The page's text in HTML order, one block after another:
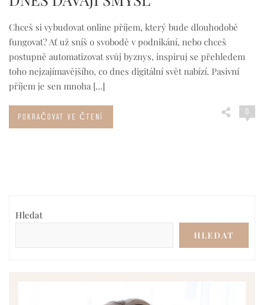
Chceš si vybudovat online příjem, který bude dlouhodobě
fungovat? Ať už sníš o svobodě v podnikání, nebo chceš
postupně automatizovat svůj byznys, inspiruj se přehledem
toho nejzajímavějšího, co dnes digitální svět nabízí. Pasivní
příjem je sen mnoha […]
0
POKRAČOVAT VE ČTENÍ
Hledat
HLEDAT